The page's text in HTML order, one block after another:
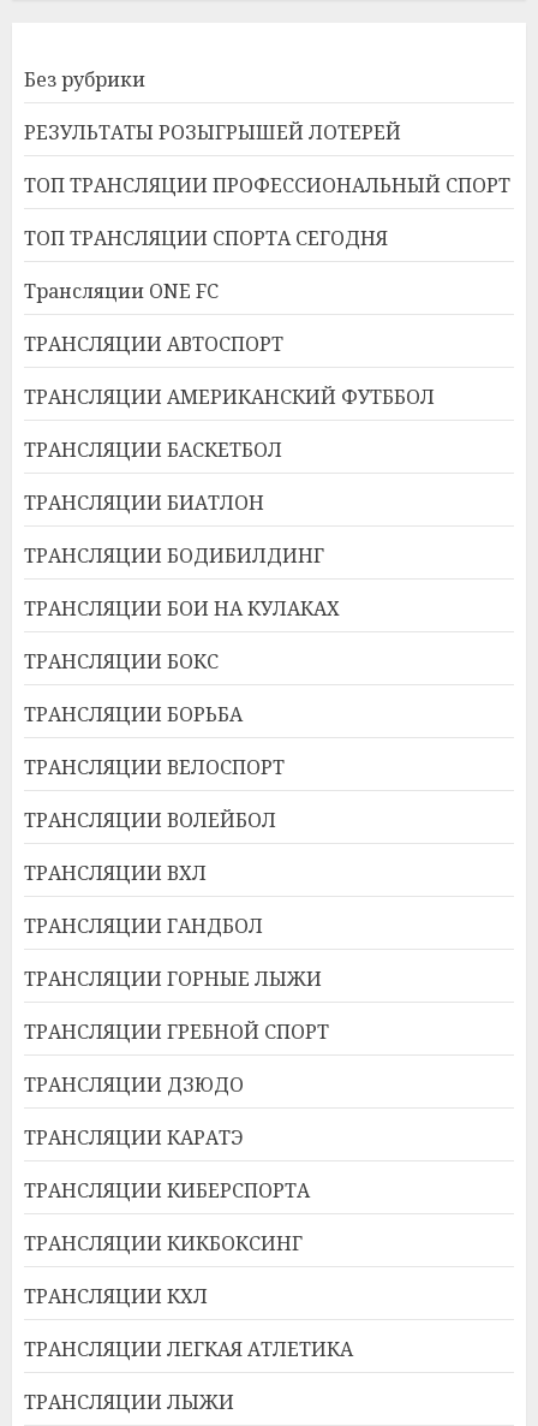
Без рубрики
РЕЗУЛЬТАТЫ РОЗЫГРЫШЕЙ ЛОТЕРЕЙ
ТОП ТРАНСЛЯЦИИ ПРОФЕССИОНАЛЬНЫЙ СПОРТ
ТОП ТРАНСЛЯЦИИ СПОРТА СЕГОДНЯ
Трансляции ONE FC
ТРАНСЛЯЦИИ АВТОСПОРТ
ТРАНСЛЯЦИИ АМЕРИКАНСКИЙ ФУТББОЛ
ТРАНСЛЯЦИИ БАСКЕТБОЛ
ТРАНСЛЯЦИИ БИАТЛОН
ТРАНСЛЯЦИИ БОДИБИЛДИНГ
ТРАНСЛЯЦИИ БОИ НА КУЛАКАХ
ТРАНСЛЯЦИИ БОКС
ТРАНСЛЯЦИИ БОРЬБА
ТРАНСЛЯЦИИ ВЕЛОСПОРТ
ТРАНСЛЯЦИИ ВОЛЕЙБОЛ
ТРАНСЛЯЦИИ ВХЛ
ТРАНСЛЯЦИИ ГАНДБОЛ
ТРАНСЛЯЦИИ ГОРНЫЕ ЛЫЖИ
ТРАНСЛЯЦИИ ГРЕБНОЙ СПОРТ
ТРАНСЛЯЦИИ ДЗЮДО
ТРАНСЛЯЦИИ КАРАТЭ
ТРАНСЛЯЦИИ КИБЕРСПОРТА
ТРАНСЛЯЦИИ КИКБОКСИНГ
ТРАНСЛЯЦИИ КХЛ
ТРАНСЛЯЦИИ ЛЕГКАЯ АТЛЕТИКА
ТРАНСЛЯЦИИ ЛЫЖИ